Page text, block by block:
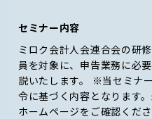
セミナー内容
ミロク会計人会連合会の研
員を対象に、申告業務に必
説いたします。 ※当セミナ
令に基づく内容となります
ホームページをご確認くださ